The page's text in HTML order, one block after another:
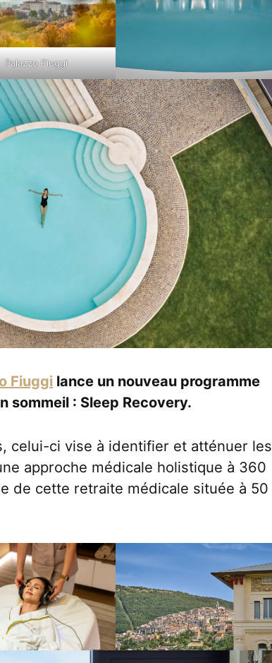
Palazzo Fiuggi
Fiuggi lance un nouveau programme
sommeil : Sleep Recovery.
celui-ci vise à identifier et atténuer les
approche médicale holistique à 360
de cette retraite médicale située à 50